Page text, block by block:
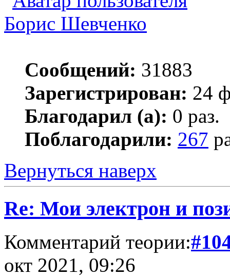
Борис Шевченко
Сообщений: 31883
Зарегистрирован: 24
Благодарил (а): 0 раз.
Поблагодарили: 267
Вернуться наверх
Re: Мои электрон и
Комментарий теории:
окт 2021, 09:26